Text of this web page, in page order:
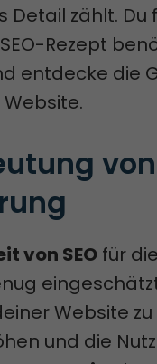
Detail zählt.
Rezept
entdecke die
von SEO für die
Website
und die